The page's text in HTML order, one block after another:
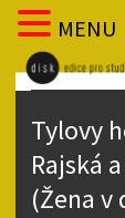
Tylovy
Rajská
(Žena v
MENU